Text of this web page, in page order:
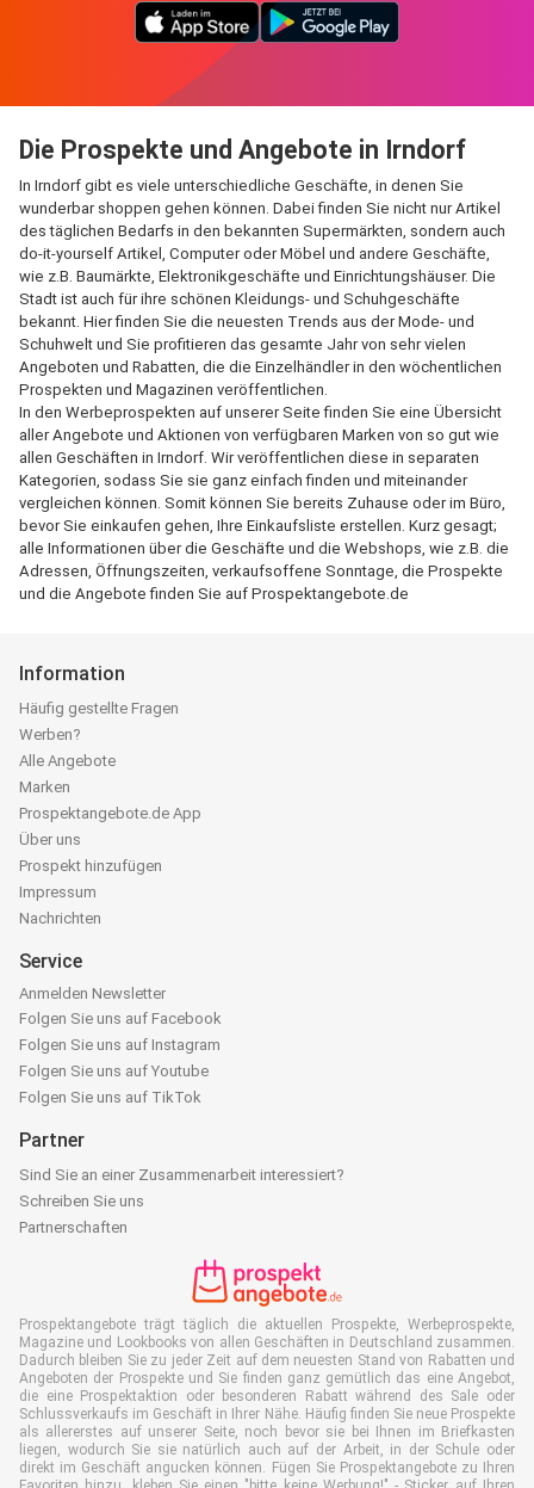
Die Prospekte und Angebote in Irndorf
In Irndorf gibt es viele unterschiedliche Geschäfte, in denen Sie
wunderbar shoppen gehen können. Dabei finden Sie nicht nur Artikel
des täglichen Bedarfs in den bekannten Supermärkten, sondern auch
do-it-yourself Artikel, Computer oder Möbel und andere Geschäfte,
wie z.B. Baumärkte, Elektronikgeschäfte und Einrichtungshäuser. Die
Stadt ist auch für ihre schönen Kleidungs- und Schuhgeschäfte
bekannt. Hier finden Sie die neuesten Trends aus der Mode- und
Schuhwelt und Sie profitieren das gesamte Jahr von sehr vielen
Angeboten und Rabatten, die die Einzelhändler in den wöchentlichen
Prospekten und Magazinen veröffentlichen.
In den Werbeprospekten auf unserer Seite finden Sie eine Übersicht
aller Angebote und Aktionen von verfügbaren Marken von so gut wie
allen Geschäften in Irndorf. Wir veröffentlichen diese in separaten
Kategorien, sodass Sie sie ganz einfach finden und miteinander
vergleichen können. Somit können Sie bereits Zuhause oder im Büro,
bevor Sie einkaufen gehen, Ihre Einkaufsliste erstellen. Kurz gesagt;
alle Informationen über die Geschäfte und die Webshops, wie z.B. die
Adressen, Öffnungszeiten, verkaufsoffene Sonntage, die Prospekte
und die Angebote finden Sie auf Prospektangebote.de
Information
Häufig gestellte Fragen
Werben?
Alle Angebote
Marken
Prospektangebote.de App
Über uns
Prospekt hinzufügen
Impressum
Nachrichten
Service
Anmelden Newsletter
Folgen Sie uns auf Facebook
Folgen Sie uns auf Instagram
Folgen Sie uns auf Youtube
Folgen Sie uns auf TikTok
Partner
Sind Sie an einer Zusammenarbeit interessiert?
Schreiben Sie uns
Partnerschaften
Prospektangebote trägt täglich die aktuellen Prospekte, Werbeprospekte,
Magazine und Lookbooks von allen Geschäften in Deutschland zusammen.
Dadurch bleiben Sie zu jeder Zeit auf dem neuesten Stand von Rabatten und
Angeboten der Prospekte und Sie finden ganz gemütlich das eine Angebot,
die eine Prospektaktion oder besonderen Rabatt während des Sale oder
Schlussverkaufs im Geschäft in Ihrer Nähe. Häufig finden Sie neue Prospekte
als allererstes auf unserer Seite, noch bevor sie bei Ihnen im Briefkasten
liegen, wodurch Sie sie natürlich auch auf der Arbeit, in der Schule oder
direkt im Geschäft angucken können. Fügen Sie Prospektangebote zu Ihren